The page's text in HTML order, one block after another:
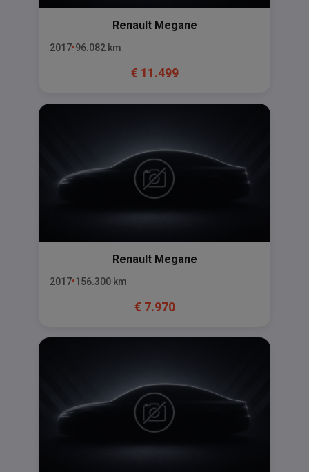
Renault Megane
2017 96.082 km
€ 11.499
Renault Megane
2017 156.300 km
€ 7.970